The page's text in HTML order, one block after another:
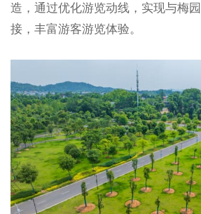
造，通过优化游览动线，实现与梅
接，丰富游客游览体验。